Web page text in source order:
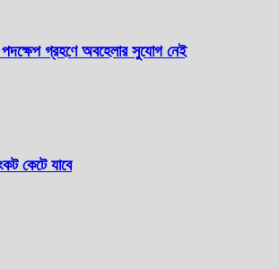
গ্রহণে অবহেলার সুযোগ নেই
কেটে যাবে